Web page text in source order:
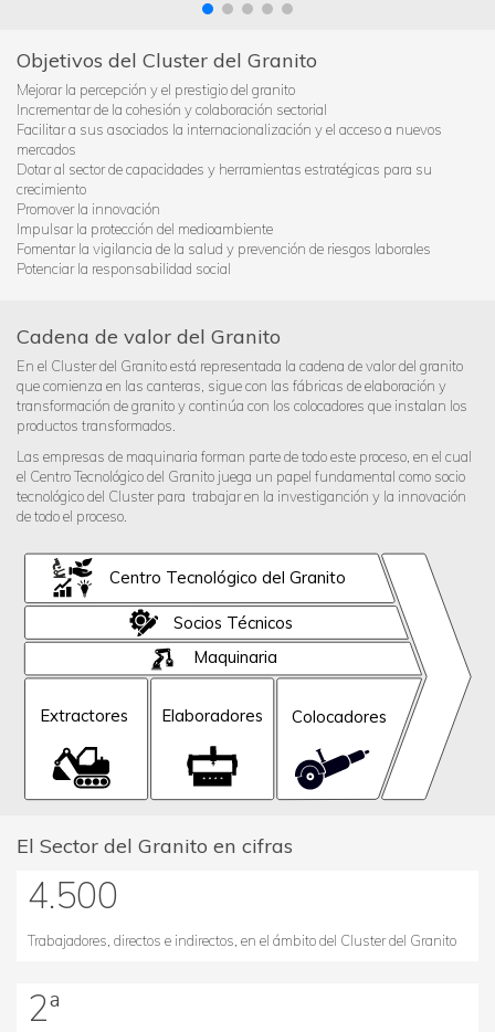
Objetivos del Cluster del Granito
Mejorar la percepción y el prestigio del granito
Incrementar de la cohesión y colaboración sectorial
Facilitar a sus asociados la internacionalización y el acceso a nuevos
mercados
Dotar al sector de capacidades y herramientas estratégicas para su
crecimiento
Promover la innovación
Impulsar la protección del medioambiente
Fomentar la vigilancia de la salud y prevención de riesgos laborales
Potenciar la responsabilidad social
Cadena de valor del Granito
En el Cluster del Granito está representada la cadena de valor del granito
que comienza en las canteras, sigue con las fábricas de elaboración y
transformación de granito y continúa con los colocadores que instalan los
productos transformados.
Las empresas de maquinaria forman parte de todo este proceso, en el cual
el Centro Tecnológico del Granito juega un papel fundamental como socio
tecnológico del Cluster para trabajar en la investiganción y la innovación
de todo el proceso.
Centro Tecnológico del Granito
Socios Técnicos
Maquinaria
Extractores Elaboradores Colocadores
El Sector del Granito en cifras
4.500
Trabajadores, directos e indirectos, en el ámbito del Cluster del Granito
2ª